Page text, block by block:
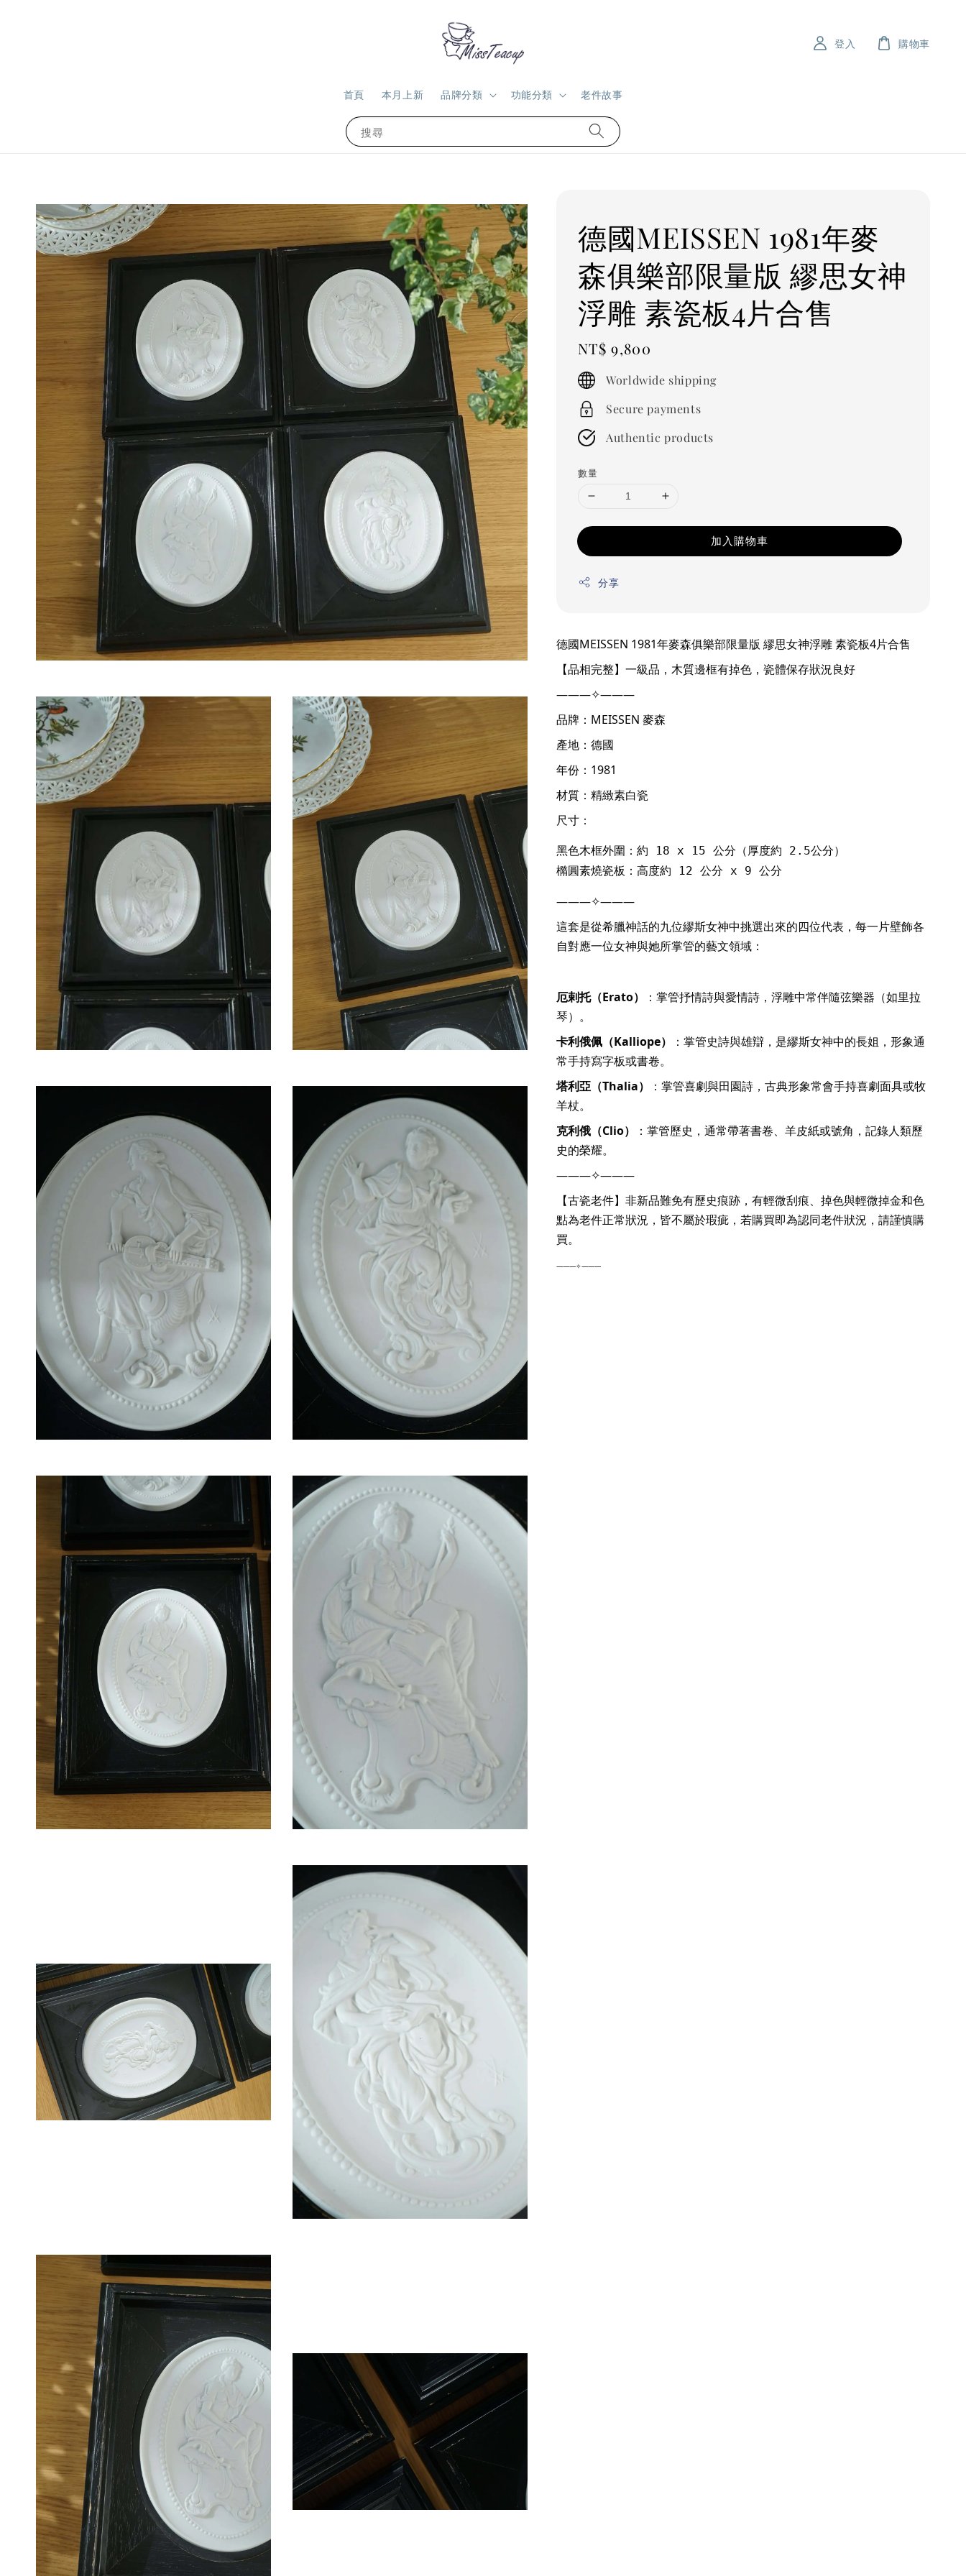
搜尋
首頁 本月上新 品牌分類 功能分類 老件故事
登入 購物車
德國MEISSEN 1981年麥
森俱樂部限量版 繆思女神
浮雕 素瓷板4片合售
Regular
price
NT$ 9,800
Worldwide shipping
Secure payments
Authentic products
數量
加入購物車
分享
德國MEISSEN 1981年麥森俱樂部限量版 繆思女神浮雕 素瓷板4片合售
【品相完整】一級品，木質邊框有掉色，瓷體保存狀況良好
———✧———
品牌：MEISSEN 麥森
產地：德國
年份：1981
材質：精緻素白瓷
尺寸：
黑色木框外圍：約 18 x 15 公分（厚度約 2.5公分）
橢圓素燒瓷板：高度約 12 公分 x 9 公分
———✧———
這套是從希臘神話的九位繆斯女神中挑選出來的四位代表，每一片壁飾各
自對應一位女神與她所掌管的藝文領域：
厄剌托（Erato）
：掌管抒情詩與愛情詩，浮雕中常伴隨弦樂器（如里拉
琴）。
卡利俄佩（Kalliope）
：掌管史詩與雄辯，是繆斯女神中的長姐，形象通
常手持寫字板或書卷。
塔利亞（Thalia）
：掌管喜劇與田園詩，古典形象常會手持喜劇面具或牧
羊杖。
克利俄（Clio）
：掌管歷史，通常帶著書卷、羊皮紙或號角，記錄人類歷
史的榮耀。
———✧———
【古瓷老件】非新品難免有歷史痕跡，有輕微刮痕、掉色與輕微掉金和色
點為老件正常狀況，皆不屬於瑕疵，若購買即為認同老件狀況，請謹慎購
買。
———✧———